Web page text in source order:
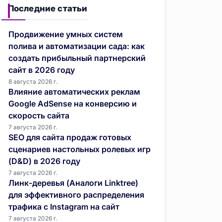
Последние статьи
Продвижение умных систем
полива и автоматизации сада: как
создать прибыльный партнерский
сайт в 2026 году
8 августа 2026 г.
Влияние автоматических реклам
Google AdSense на конверсию и
скорость сайта
7 августа 2026 г.
SEO для сайта продаж готовых
сценариев настольных ролевых игр
(D&D) в 2026 году
7 августа 2026 г.
Линк-деревья (Аналоги Linktree)
для эффективного распределения
трафика с Instagram на сайт
7 августа 2026 г.